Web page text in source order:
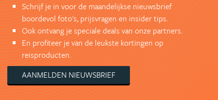
Schrijf je in voor de maandelijkse nieuwsbrief
boordevol foto's, prijsvragen en insider tips.
Ook ontvang je speciale deals van onze partners.
En profiteer je van de leukste kortingen op
reisproducten.
AANMELDEN NIEUWSBRIEF